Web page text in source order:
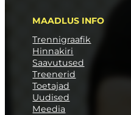
MAADLUS INFO
Trennigraafik
Hinnakiri
Saavutused
Treenerid
Toetajad
Uudised
Meedia